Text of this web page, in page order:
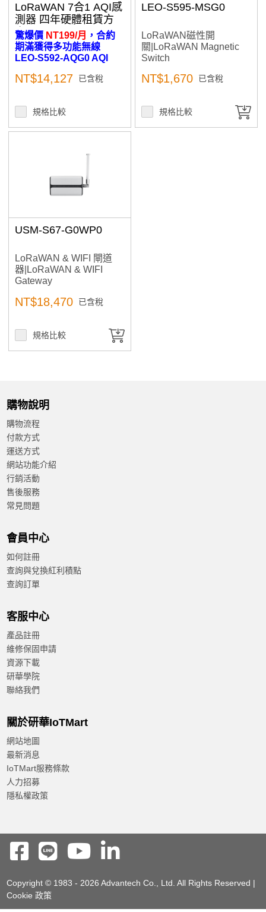
LoRaWAN 7合1 AQI感
測器 四年硬體租賃方
案
驚爆價 NT199/月 ，合約
期滿獲得多功能無線
LEO-S592-AQG0 AQI
NT$14,127 已含稅
規格比較
LEO-S595-MSG0
LoRaWAN磁性開
關|LoRaWAN Magnetic
Switch
NT$1,670 已含稅
規格比較
USM-S67-G0WP0
LoRaWAN & WIFI 閘道
器|LoRaWAN & WIFI
Gateway
感測器,或食品等級溫度探
NT$18,470 已含稅
規格比較
購物說明
購物流程
付款方式
運送方式
網站功能介紹
行銷活動
售後服務
常見問題
會員中心
如何註冊
查詢與兌換紅利積點
查詢訂單
客服中心
產品註冊
維修保固申請
資源下載
研華學院
聯絡我們
關於研華IoTMart
網站地圖
最新消息
IoTMart服務條款
人力招募
隱私權政策
Copyright © 1983 - 2026 Advantech Co., Ltd. All Rights Reserved |
Cookie 政策